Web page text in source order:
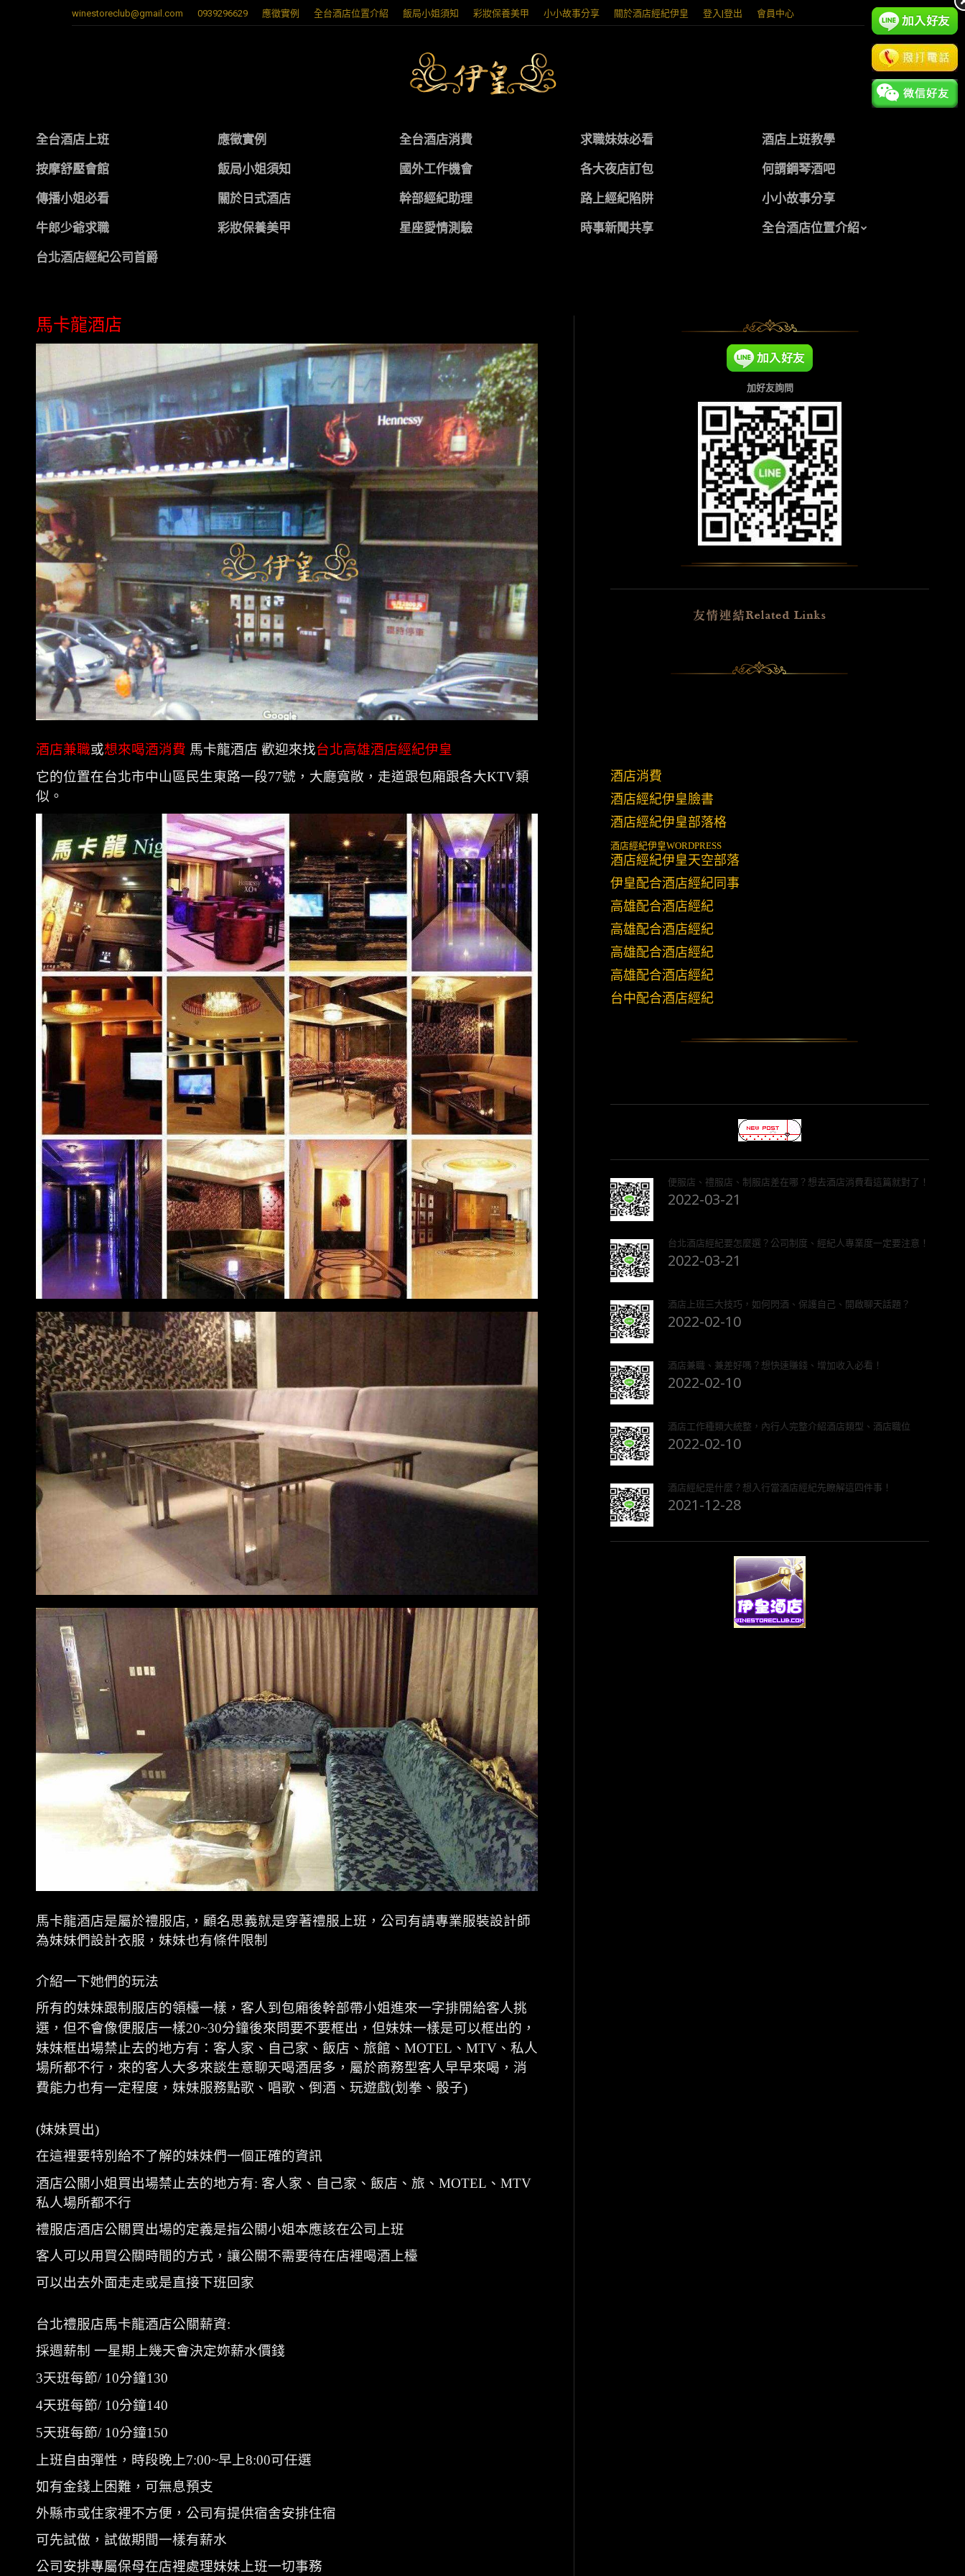
winestoreclub@gmail.com 0939296629 應徵實例 全台酒店位置介紹 飯局小姐須知 彩妝保養美甲 小小故事分享 關於酒店經紀伊皇 登入|登出 會員中心
全台酒店上班 應徵實例 全台酒店消費 求職妹妹必看 酒店上班教學
按摩舒壓會館 飯局小姐須知 國外工作機會 各大夜店訂包 何謂鋼琴酒吧
傳播小姐必看 關於日式酒店 幹部經紀助理 路上經紀陷阱 小小故事分享
牛郎少爺求職 彩妝保養美甲 星座愛情測驗 時事新聞共享 全台酒店位置介紹
台北酒店經紀公司首爵
馬卡龍酒店
酒店兼職或想來喝酒消費 馬卡龍酒店 歡迎來找台北高雄酒店經紀伊皇
它的位置在台北市中山區民生東路一段77號，大廳寬敞，走道跟包廂跟各大KTV類
似。
馬卡龍酒店是屬於禮服店, ，顧名思義就是穿著禮服上班，公司有請專業服裝設計師
為妹妹們設計衣服，妹妹也有條件限制
介紹一下她們的玩法
所有的妹妹跟制服店的領檯一樣，客人到包廂後幹部帶小姐進來一字排開給客人挑
選，但不會像便服店一樣20~30分鐘後來問要不要框出，但妹妹一樣是可以框出的，
妹妹框出場禁止去的地方有：客人家、自己家、飯店、旅館、 MOTEL 、 MTV 、私人
場所都不行，來的客人大多來談生意聊天喝酒居多，屬於商務型客人早早來喝，消
費能力也有一定程度，妹妹服務點歌、唱歌、倒酒、玩遊戲(划拳、骰子)
(妹妹買出)
在這裡要特別給不了解的妹妹們一個正確的資訊
酒店公關小姐買出場禁止去的地方有: 客人家、自己家、飯店、旅、 MOTEL 、 MTV
私人場所都不行
禮服店酒店公關買出場的定義是指公關小姐本應該在公司上班
客人可以用買公關時間的方式，讓公關不需要待在店裡喝酒上檯
可以出去外面走走或是直接下班回家
台北禮服店馬卡龍酒店公關薪資:
採週薪制 一星期上幾天會決定妳薪水價錢
3天班每節/ 10分鐘130
4天班每節/ 10分鐘140
5天班每節/ 10分鐘150
上班自由彈性，時段晚上7:00~早上8:00可任選
如有金錢上困難，可無息預支
外縣市或住家裡不方便，公司有提供宿舍安排住宿
可先試做，試做期間一樣有薪水
公司安排專屬保母在店裡處理妹妹上班一切事務
加好友詢問
酒店消費
酒店經紀伊皇臉書
酒店經紀伊皇部落格
酒店經紀伊皇WORDPRESS
酒店經紀伊皇天空部落
伊皇配合酒店經紀同事
高雄配合酒店經紀
高雄配合酒店經紀
高雄配合酒店經紀
高雄配合酒店經紀
台中配合酒店經紀
便服店、禮服店、制服店差在哪？想去酒店消費看這篇就對了！
2022-03-21
台北酒店經紀要怎麼選？公司制度、經紀人專業度一定要注意！
2022-03-21
酒店上班三大技巧，如何閃酒、保護自己、開啟聊天話題？
2022-02-10
酒店兼職、兼差好嗎？想快速賺錢、增加收入必看！
2022-02-10
酒店工作種類大統整，內行人完整介紹酒店類型、酒店職位
2022-02-10
酒店經紀是什麼？想入行當酒店經紀先瞭解這四件事！
2021-12-28